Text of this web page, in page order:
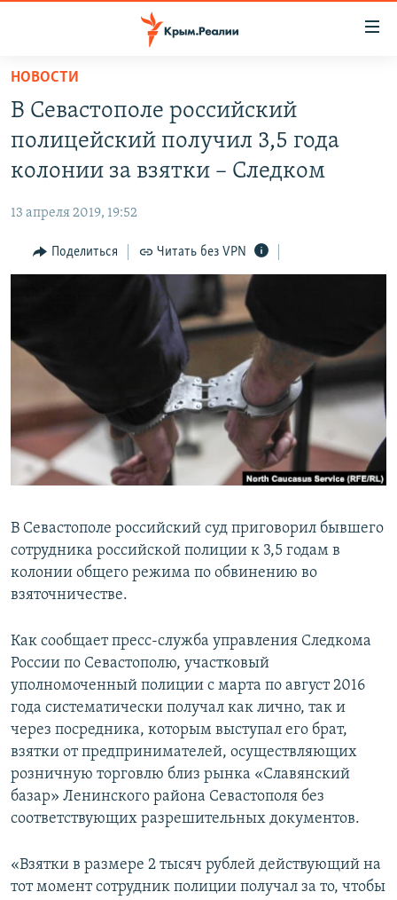
Вернуться
основному
содержанию
главной
навигации
Вернутся
11 ЛЕТ ОККУПАЦИИ КРЫМА. 11 ИСТОРИЙ СОПРОТИВЛЕНИЯ
ЕЩЕ
ИНТЕРАКТИВ
ТЕЛЕПРОЕКТ КРЫМ.РЕАЛИИ
СОВЕТЫ ПРАВОЗАЩИТНИКОВ
ПРОПАВШИЕ БЕЗ ВЕСТИ
ПОБЕДИТЕЛЕЙ НЕ СУДЯТ?
КРЫМ.НЕПОКОРЕННЫЙ
ELIFBE
РАДІО СВОБОДА
КАК ОБОЙТИ БЛОКИРОВКУ
Qırımtatar
ПРИСОЕДИНЯЙТЕСЬ!
Все сайты RFE/RL
НОВОСТИ
В Севастополе российский
полицейский получил 3,5 года
колонии за взятки – Следком
13 апреля 2019, 19:52
Поделиться Читать без VPN
В Севастополе российский суд приговорил бывшего
сотрудника российской полиции к 3,5 годам в
колонии общего режима по обвинению во
взяточничестве.
Как сообщает пресс-служба управления Следкома
России по Севастополю, участковый
уполномоченный полиции с марта по август 2016
года систематически получал как лично, так и
через посредника, которым выступал его брат,
взятки от предпринимателей, осуществляющих
розничную торговлю близ рынка «Славянский
базар» Ленинского района Севастополя без
соответствующих разрешительных документов.
«Взятки в размере 2 тысяч рублей действующий на
тот момент сотрудник полиции получал за то, чтобы